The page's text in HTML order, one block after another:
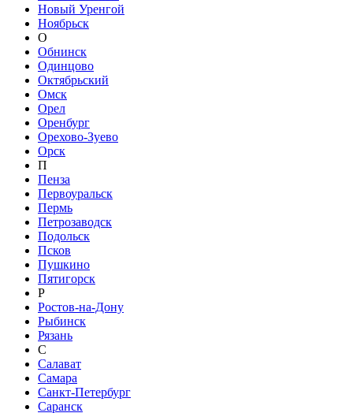
Новый Уренгой
Ноябрьск
О
Обнинск
Одинцово
Октябрьский
Омск
Орел
Оренбург
Орехово-Зуево
Орск
П
Пенза
Первоуральск
Пермь
Петрозаводск
Подольск
Псков
Пушкино
Пятигорск
Р
Ростов-на-Дону
Рыбинск
Рязань
С
Салават
Самара
Санкт-Петербург
Саранск